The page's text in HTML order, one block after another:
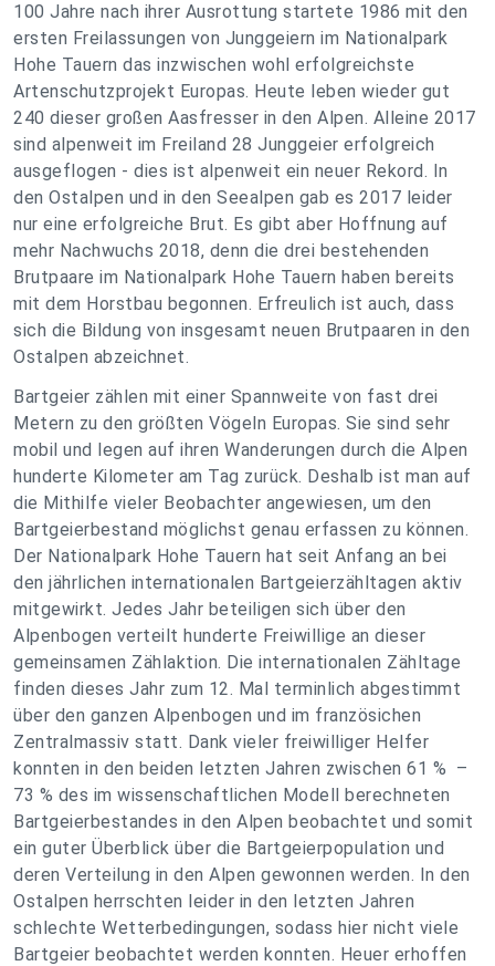
100 Jahre nach ihrer Ausrottung startete 1986 mit den
ersten Freilassungen von Junggeiern im Nationalpark
Hohe Tauern das inzwischen wohl erfolgreichste
Artenschutzprojekt Europas. Heute leben wieder gut
240 dieser großen Aasfresser in den Alpen. Alleine 2017
sind alpenweit im Freiland 28 Junggeier erfolgreich
ausgeflogen - dies ist alpenweit ein neuer Rekord. In
den Ostalpen und in den Seealpen gab es 2017 leider
nur eine erfolgreiche Brut. Es gibt aber Hoffnung auf
mehr Nachwuchs 2018, denn die drei bestehenden
Brutpaare im Nationalpark Hohe Tauern haben bereits
mit dem Horstbau begonnen. Erfreulich ist auch, dass
sich die Bildung von insgesamt neuen Brutpaaren in den
Ostalpen abzeichnet.
Bartgeier zählen mit einer Spannweite von fast drei
Metern zu den größten Vögeln Europas. Sie sind sehr
mobil und legen auf ihren Wanderungen durch die Alpen
hunderte Kilometer am Tag zurück. Deshalb ist man auf
die Mithilfe vieler Beobachter angewiesen, um den
Bartgeierbestand möglichst genau erfassen zu können.
Der Nationalpark Hohe Tauern hat seit Anfang an bei
den jährlichen internationalen Bartgeierzähltagen aktiv
mitgewirkt. Jedes Jahr beteiligen sich über den
Alpenbogen verteilt hunderte Freiwillige an dieser
gemeinsamen Zählaktion. Die internationalen Zähltage
finden dieses Jahr zum 12. Mal terminlich abgestimmt
über den ganzen Alpenbogen und im französichen
Zentralmassiv statt. Dank vieler freiwilliger Helfer
konnten in den beiden letzten Jahren zwischen 61 % –
73 % des im wissenschaftlichen Modell berechneten
Bartgeierbestandes in den Alpen beobachtet und somit
ein guter Überblick über die Bartgeierpopulation und
deren Verteilung in den Alpen gewonnen werden. In den
Ostalpen herrschten leider in den letzten Jahren
schlechte Wetterbedingungen, sodass hier nicht viele
Bartgeier beobachtet werden konnten. Heuer erhoffen